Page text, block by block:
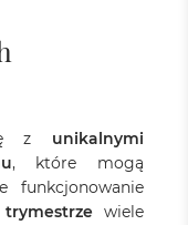
z unikalnymi
, które mogą
funkcjonowanie
wiele